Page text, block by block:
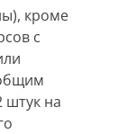
кроме
с
штук на